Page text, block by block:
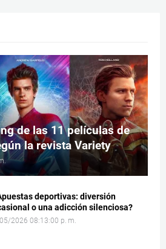
de las 11 películas de
la revista Variety
deportivas: diversión
o una adicción silenciosa?
2026 08:13:00 p. m.